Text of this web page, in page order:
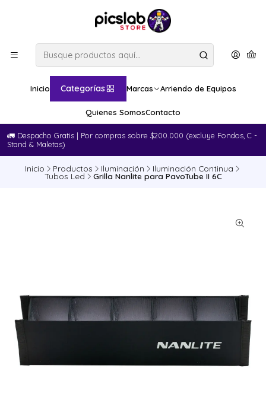
Inicio Categorías Marcas Arriendo de Equipos
Quienes SomosContacto
🚛​ Despacho Gratis | Por compras sobre $200.000 (excluye Fondos, C -
Stand & Maletas)
Inicio Productos Iluminación Iluminación Continua
Tubos Led Grilla Nanlite para PavoTube II 6C